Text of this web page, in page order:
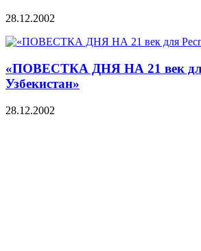
28.12.2002
«ПОВЕСТКА ДНЯ НА 21 век
Узбекистан»
28.12.2002